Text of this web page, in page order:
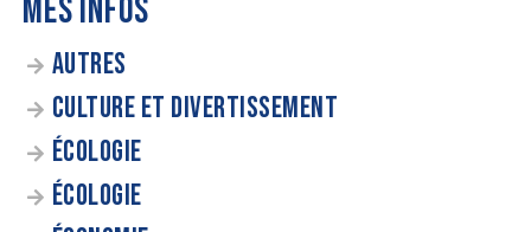
MES INFOS
AUTRES
CULTURE ET DIVERTISSEMENT
ÉCOLOGIE
ÉCOLOGIE